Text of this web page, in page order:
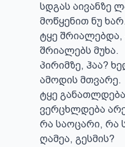
სდგას აივანზე
მოწყენით ნუ
ტყე შრიალებდა,
შრიალებს მუხა.
პირიმზე, ჰაა?
ამოდის მთვარე.
ტყე
ვერცხლდება
რა საოცარი, რა
ღამეა, გესმის?